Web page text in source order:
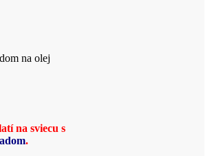
na olej
na sviecu s
.